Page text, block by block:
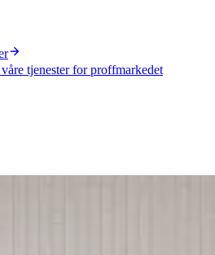
tjenester for proffmarkedet